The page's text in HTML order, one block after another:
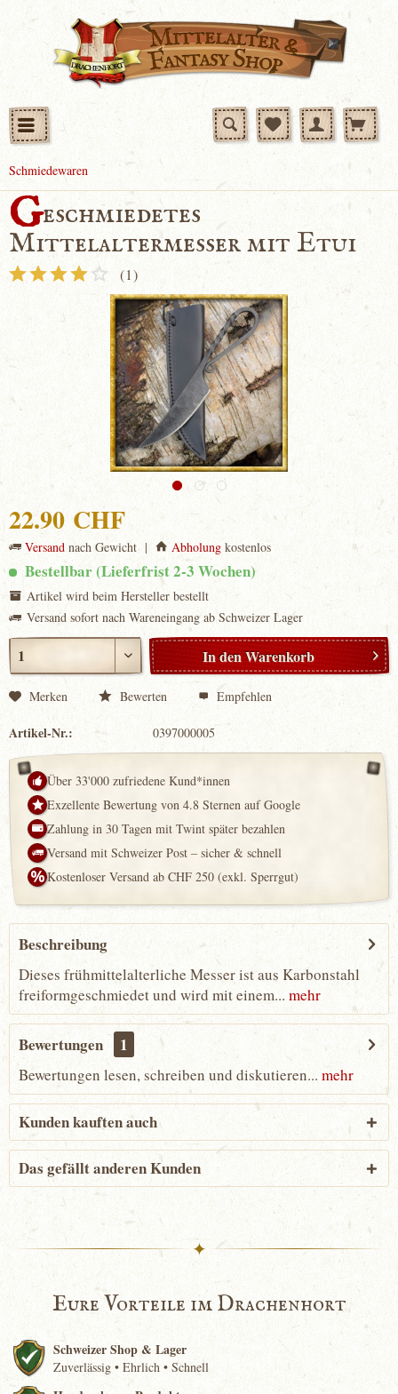
Schmiedewaren
Geschmiedetes
Mittelaltermesser mit Etui
(1)
22.90 CHF
Versandnach Gewicht | Abholungkostenlos
Bestellbar (Lieferfrist 2-3 Wochen)
Artikel wird beim Hersteller bestellt
Versand sofort nach Wareneingang ab Schweizer Lager
In denWarenkorb
Merken Bewerten Empfehlen
Artikel-Nr.: 0397000005
Über 33'000 zufriedene Kund*innen
Exzellente Bewertung von 4.8 Sternen auf Google
Zahlung in 30 Tagen mit Twint später bezahlen
Versand mit Schweizer Post – sicher & schnell
Kostenloser Versand ab CHF 250 (exkl. Sperrgut)
Beschreibung
Dieses frühmittelalterliche Messer ist aus Karbonstahl
freiformgeschmiedet und wird mit einem... mehr
Bewertungen 1
Bewertungen lesen, schreiben und diskutieren... mehr
Kunden kauften auch
Das gefällt anderen Kunden
✦
Eure Vorteile im Drachenhort
Schweizer Shop & Lager
Zuverlässig • Ehrlich • Schnell